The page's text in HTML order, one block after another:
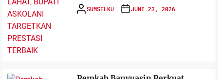
SUMSELKU JUNI 23, 2026